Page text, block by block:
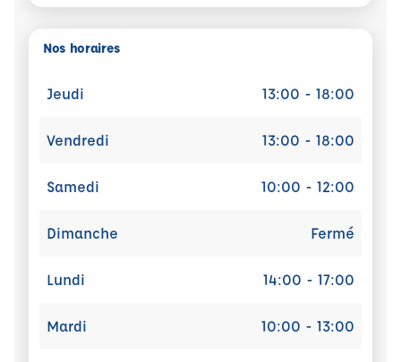
Nos horaires
Jeudi 13:00 - 18:00
Vendredi 13:00 - 18:00
Samedi 10:00 - 12:00
Dimanche Fermé
Lundi 14:00 - 17:00
Mardi 10:00 - 13:00